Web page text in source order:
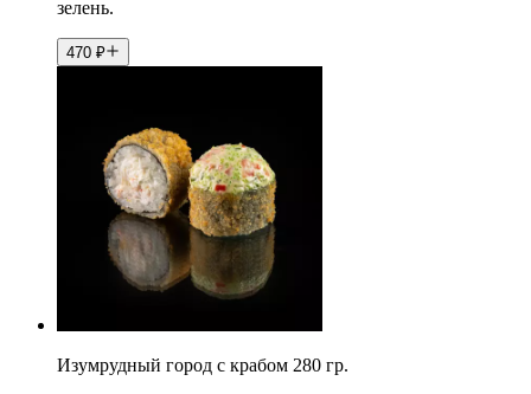
зелень.
470 ₽
Изумрудный город с крабом 280 гр.